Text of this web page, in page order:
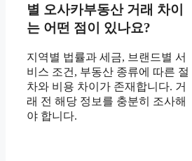
별 오사카부동산 거래 차이
는 어떤 점이 있나요?
지역별 법률과 세금, 브랜드별 서
비스 조건, 부동산 종류에 따른 절
차와 비용 차이가 존재합니다. 거
래 전 해당 정보를 충분히 조사해
야 합니다.